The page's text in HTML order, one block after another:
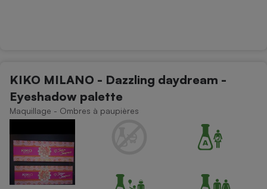
KIKO MILANO - Dazzling daydream -
Eyeshadow palette
Maquillage - Ombres à paupières